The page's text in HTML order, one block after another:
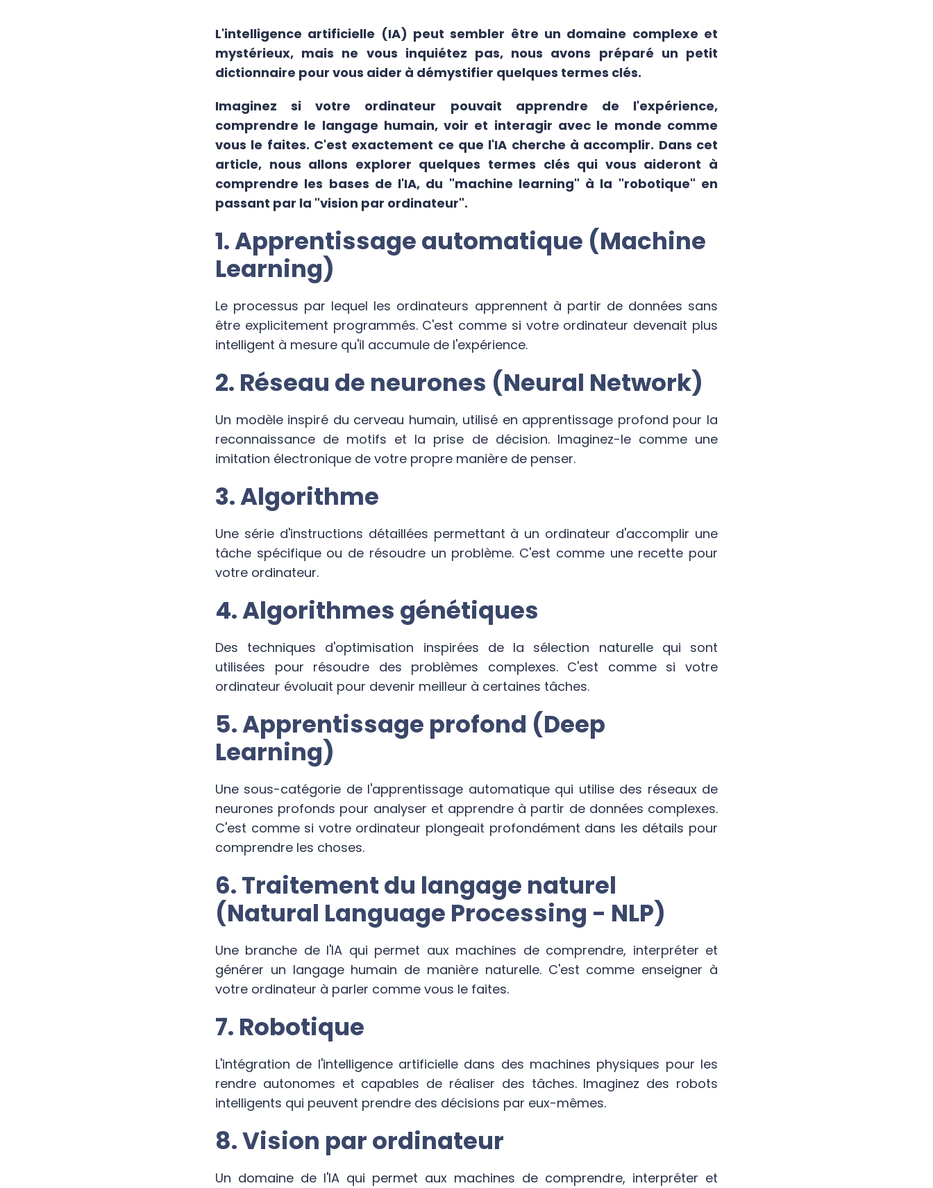
L'intelligence artificielle (IA) peut sembler être un domaine complexe et
mystérieux, mais ne vous inquiétez pas, nous avons préparé un petit
dictionnaire pour vous aider à démystifier quelques termes clés.
Imaginez si votre ordinateur pouvait apprendre de l'expérience,
comprendre le langage humain, voir et interagir avec le monde comme
vous le faites. C'est exactement ce que l'IA cherche à accomplir. Dans cet
article, nous allons explorer quelques termes clés qui vous aideront à
comprendre les bases de l'IA, du "machine learning" à la "robotique" en
passant par la "vision par ordinateur".
1. Apprentissage automatique (Machine
Learning)
Le processus par lequel les ordinateurs apprennent à partir de données sans
être explicitement programmés. C'est comme si votre ordinateur devenait plus
intelligent à mesure qu'il accumule de l'expérience.
2. Réseau de neurones (Neural Network)
Un modèle inspiré du cerveau humain, utilisé en apprentissage profond pour la
reconnaissance de motifs et la prise de décision. Imaginez-le comme une
imitation électronique de votre propre manière de penser.
3. Algorithme
Une série d'instructions détaillées permettant à un ordinateur d'accomplir une
tâche spécifique ou de résoudre un problème. C'est comme une recette pour
votre ordinateur.
4. Algorithmes génétiques
Des techniques d'optimisation inspirées de la sélection naturelle qui sont
utilisées pour résoudre des problèmes complexes. C'est comme si votre
ordinateur évoluait pour devenir meilleur à certaines tâches.
5. Apprentissage profond (Deep
Learning)
Une sous-catégorie de l'apprentissage automatique qui utilise des réseaux de
neurones profonds pour analyser et apprendre à partir de données complexes.
C'est comme si votre ordinateur plongeait profondément dans les détails pour
comprendre les choses.
6. Traitement du langage naturel
(Natural Language Processing - NLP)
Une branche de l'IA qui permet aux machines de comprendre, interpréter et
générer un langage humain de manière naturelle. C'est comme enseigner à
votre ordinateur à parler comme vous le faites.
7. Robotique
L'intégration de l'intelligence artificielle dans des machines physiques pour les
rendre autonomes et capables de réaliser des tâches. Imaginez des robots
intelligents qui peuvent prendre des décisions par eux-mêmes.
8. Vision par ordinateur
Un domaine de l'IA qui permet aux machines de comprendre, interpréter et